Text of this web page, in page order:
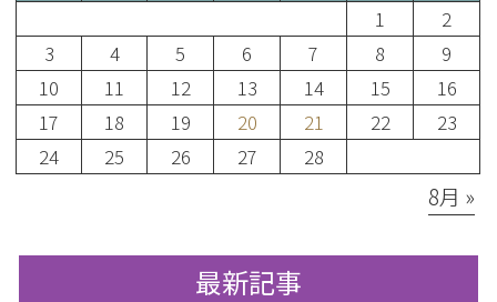
1
2
3
4 5 6 7 8
9
10
11 12 13 14 15
16
17
18 19 20 21 22
23
24
25 26 27 28
8月 »
最新記事